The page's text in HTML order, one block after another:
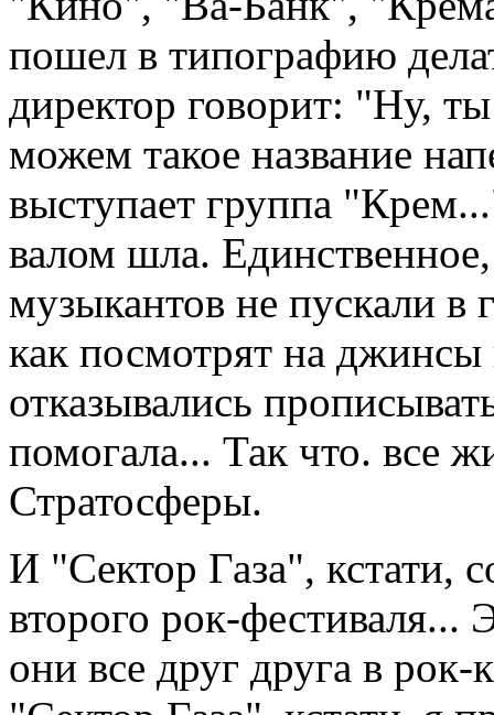
пошел в типографию
директор говорит: "Ну,
можем такое название
выступает группа
валом шла. Единственное,
музыкантов не пускали в
как посмотрят на
отказывались
помогала... Так что. все
Стратосферы.
И "Сектор Газа", кстати,
второго рок-фестиваля...
они все друг друга в